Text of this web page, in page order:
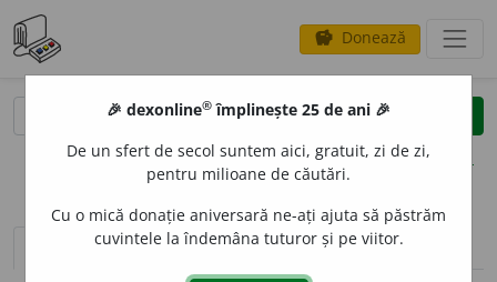
savings Donează
clear
opțiuni
definiții (1)
🎉 dexonline® împlinește 25 de ani 🎉
De un sfert de secol suntem aici, gratuit, zi de zi,
pentru milioane de căutări.
Cu o mică donație aniversară ne-ați ajuta să păstrăm
cuvintele la îndemâna tuturor și pe viitor.